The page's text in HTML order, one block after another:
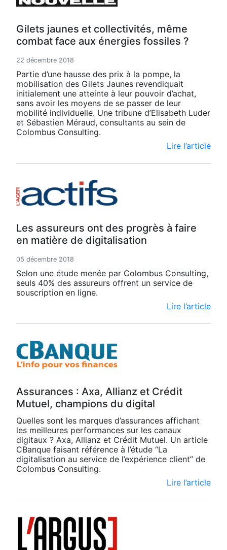
Gilets jaunes et collectivités, même
combat face aux énergies fossiles ?
22 décembre 2018
Partie d’une hausse des prix à la pompe, la
mobilisation des Gilets Jaunes revendiquait
initialement une atteinte à leur pouvoir d’achat,
sans avoir les moyens de se passer de leur
mobilité individuelle. Une tribune d’Elisabeth Luder
et Sébastien Méraud, consultants au sein de
Colombus Consulting.
Lire l’article
Les assureurs ont des progrès à faire
en matière de digitalisation
05 décembre 2018
Selon une étude menée par Colombus Consulting,
seuls 40% des assureurs offrent un service de
souscription en ligne.
Lire l’article
Assurances : Axa, Allianz et Crédit
Mutuel, champions du digital
Quelles sont les marques d’assurances affichant
les meilleures performances sur les canaux
digitaux ? Axa, Allianz et Crédit Mutuel. Un article
CBanque faisant référence à l’étude “La
digitalisation au service de l’expérience client” de
Colombus Consulting.
Lire l’article